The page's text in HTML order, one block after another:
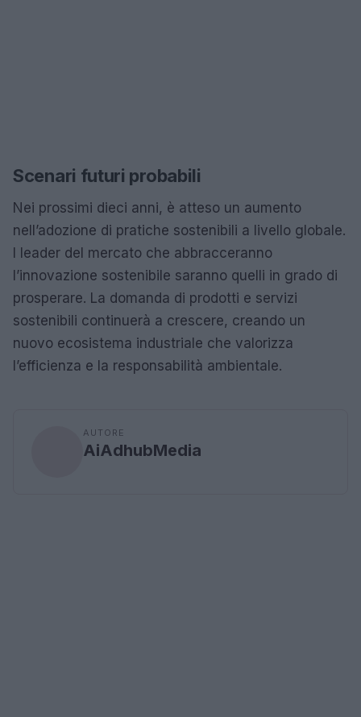
Scenari futuri probabili
Nei prossimi dieci anni, è atteso un aumento
nell’adozione di pratiche sostenibili a livello globale.
I leader del mercato che abbracceranno
l’innovazione sostenibile saranno quelli in grado di
prosperare. La domanda di prodotti e servizi
sostenibili continuerà a crescere, creando un
nuovo ecosistema industriale che valorizza
l’efficienza e la responsabilità ambientale.
AUTORE
AiAdhubMedia